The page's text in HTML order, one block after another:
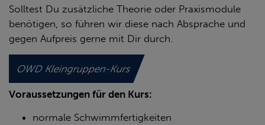
Solltest Du zusätzliche Theorie oder Praxismodule
benötigen, so führen wir diese nach Absprache und
gegen Aufpreis gerne mit Dir durch.
OWD Kleingruppen-Kurs
Voraussetzungen für den Kurs:
normale Schwimmfertigkeiten